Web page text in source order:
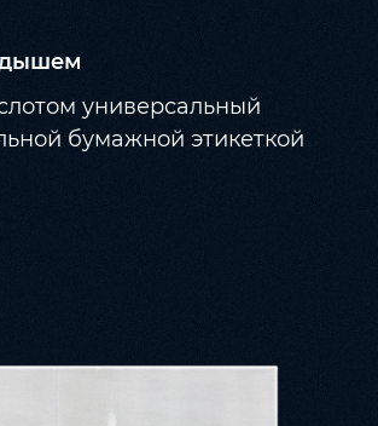
универсальный
бумажной этикеткой